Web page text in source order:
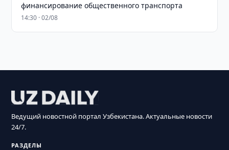
финансирование общественного транспорта
14:30 · 02/08
Ведущий новостной портал Узбекистана. Актуальные новости
24/7.
РАЗДЕЛЫ